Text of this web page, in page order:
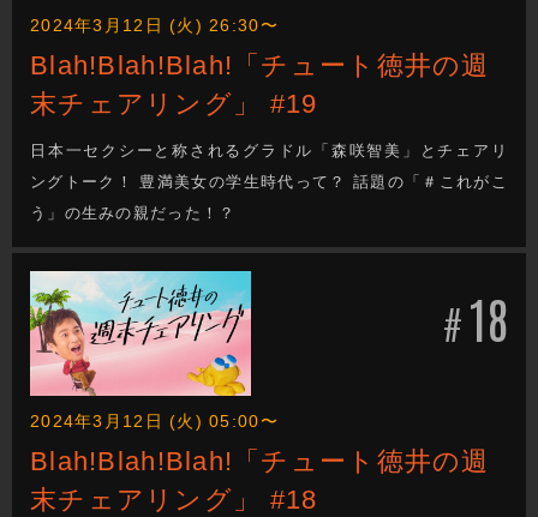
2024年3月12日 (火) 26:30〜
Blah!Blah!Blah!「チュート徳井の週
末チェアリング」 #19
日本一セクシーと称されるグラドル「森咲智美」とチェアリ
ングトーク！ 豊満美女の学生時代って？ 話題の「＃これがこ
う」の生みの親だった！？
#18
2024年3月12日 (火) 05:00〜
Blah!Blah!Blah!「チュート徳井の週
末チェアリング」 #18